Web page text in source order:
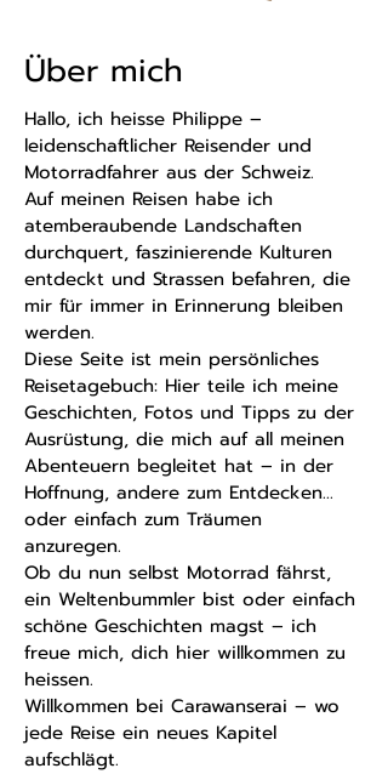
Über mich
Hallo, ich heisse Philippe –
leidenschaftlicher Reisender und
Motorradfahrer aus der Schweiz.
Auf meinen Reisen habe ich
atemberaubende Landschaften
durchquert, faszinierende Kulturen
entdeckt und Strassen befahren, die
mir für immer in Erinnerung bleiben
werden.
Diese Seite ist mein persönliches
Reisetagebuch: Hier teile ich meine
Geschichten, Fotos und Tipps zu der
Ausrüstung, die mich auf all meinen
Abenteuern begleitet hat – in der
Hoffnung, andere zum Entdecken…
oder einfach zum Träumen
anzuregen.
Ob du nun selbst Motorrad fährst,
ein Weltenbummler bist oder einfach
schöne Geschichten magst – ich
freue mich, dich hier willkommen zu
heissen.
Willkommen bei Carawanserai – wo
jede Reise ein neues Kapitel
aufschlägt.